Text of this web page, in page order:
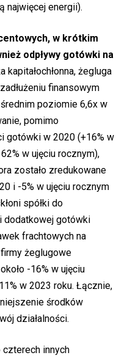
najwięcej energii).
w krótkim
odpływy gotówki na
kapitałochłonna, żegluga
finansowym
poziomie 6,6x w
pomimo
gotówki w 2020 (+16% w
w ujęciu rocznym),
zostało zredukowane
i -5% w ujęciu rocznym
spółki do
dodatkowej gotówki
frachtowych na
żeglugowe
-16% w ujęciu
w 2023 roku. Łącznie,
środków
działalności.
innych